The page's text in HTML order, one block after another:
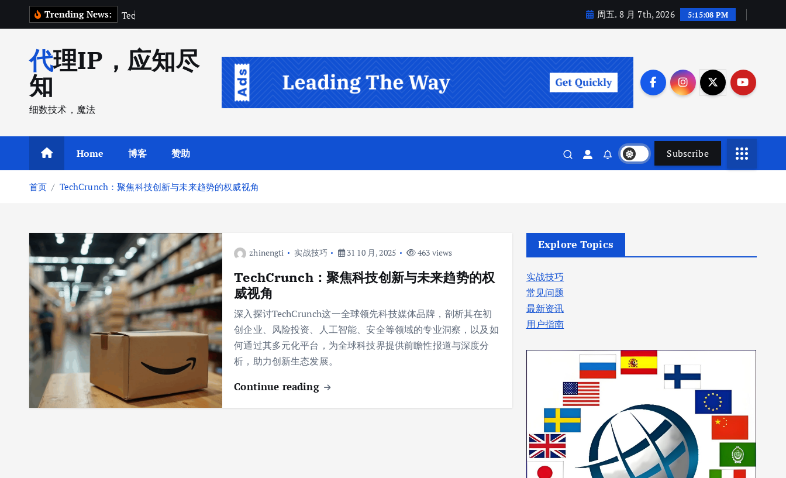
Trending News: Tec 周五. 8 月 7th, 2026 5:15:09 PM
代理IP，应知尽
知
细数技术，魔法
Home 博客 赞助 Subscribe
首页 TechCrunch：聚焦科技创新与未来趋势的权威视角
zhinengti 实战技巧 31 10 月, 2025 463 views
TechCrunch：聚焦科技创新与未来趋势的权
威视角
深入探讨TechCrunch这一全球领先科技媒体品牌，剖析其在初
创企业、风险投资、人工智能、安全等领域的专业洞察，以及如
何通过其多元化平台，为全球科技界提供前瞻性报道与深度分
析，助力创新生态发展。
Continue reading
Explore Topics
实战技巧
常见问题
最新资讯
用户指南